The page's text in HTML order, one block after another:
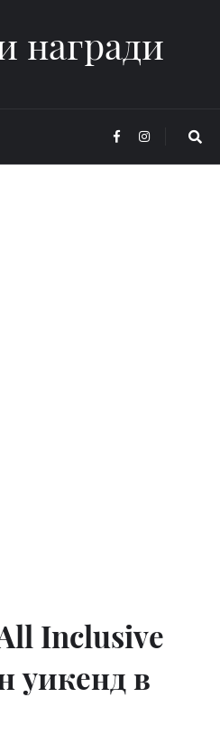
награди
Inclusive
уикенд в